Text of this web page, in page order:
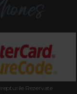
Rezervate